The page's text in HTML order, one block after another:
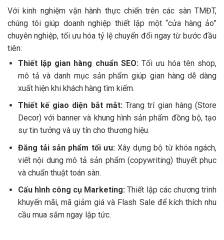
Với kinh nghiệm vận hành thực chiến trên các sàn TMĐT,
chúng tôi giúp doanh nghiệp thiết lập một “cửa hàng ảo”
chuyên nghiệp, tối ưu hóa tỷ lệ chuyển đổi ngay từ bước đầu
tiên:
Thiết lập gian hàng chuẩn SEO: Tối ưu hóa tên shop,
mô tả và danh mục sản phẩm giúp gian hàng dễ dàng
xuất hiện khi khách hàng tìm kiếm.
Thiết kế giao diện bắt mắt:Trang trí gian hàng (Store
Decor) với banner và khung hình sản phẩm đồng bộ, tạo
sự tin tưởng và uy tín cho thương hiệu.
Đăng tải sản phẩm tối ưu:Xây dựng bộ từ khóa ngách,
viết nội dung mô tả sản phẩm (copywriting) thuyết phục
và chuẩn thuật toán sàn.
Cấu hình công cụ Marketing: Thiết lập các chương trình
khuyến mãi, mã giảm giá và Flash Sale để kích thích nhu
cầu mua sắm ngay lập tức.